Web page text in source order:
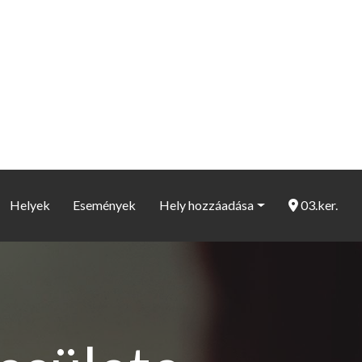
Helyek Események Hely hozzáadása 03.ker.